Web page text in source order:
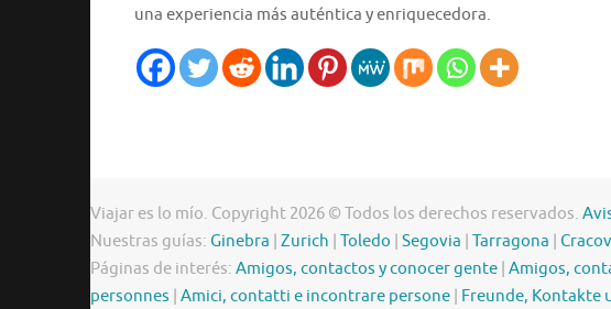
una experiencia más auténtica y enriquecedora.
Viajar es lo mío. Copyright 2026 © Todos los derechos reservados.
Nuestras guías: Ginebra Zurich Toledo Segovia Tarragona
Páginas de interés: Amigos, contactos y conocer gente Amigos,
personnes Amici, contatti e incontrare persone Freunde, Kontakte